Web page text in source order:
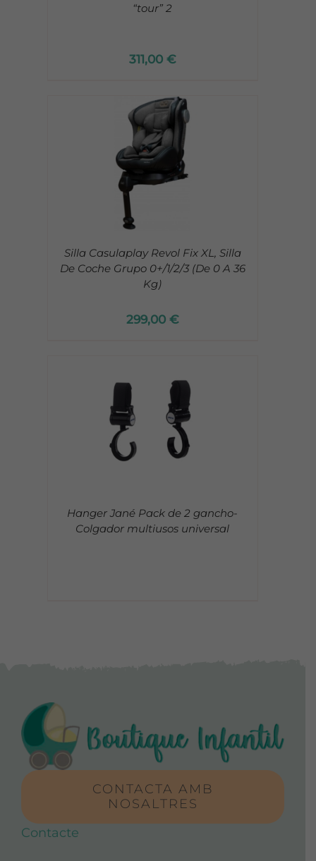
“tour” 2
311,00 €
Silla Casulaplay Revol Fix XL, Silla
De Coche Grupo 0+/1/2/3 (De 0 A 36
Kg)
299,00 €
Hanger Jané Pack de 2 gancho-
Colgador multiusos universal
CONTACTA AMB
NOSALTRES
Contacte